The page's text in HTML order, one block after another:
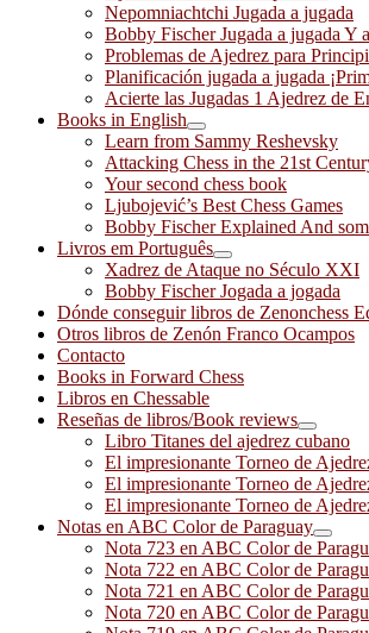
Nepomniachtchi Jugada a jugada
Bobby Fischer Jugada a jugada Y
Problemas de Ajedrez para
Planificación jugada a jugada
Acierte las Jugadas 1 Ajedrez de
Books in English
Learn from Sammy Reshevsky
Attacking Chess in the 21st
Your second chess book
Ljubojević’s Best Chess Games
Bobby Fischer Explained And
Livros em Português
Xadrez de Ataque no Século XXI
Bobby Fischer Jogada a jogada
Dónde conseguir libros de Zenonchess
Otros libros de Zenón Franco Ocampos
Contacto
Books in Forward Chess
Libros en Chessable
Reseñas de libros/Book reviews
Libro Titanes del ajedrez cubano
El impresionante Torneo de
El impresionante Torneo de
El impresionante Torneo de
Notas en ABC Color de Paraguay
Nota 723 en ABC Color de
Nota 722 en ABC Color de
Nota 721 en ABC Color de
Nota 720 en ABC Color de